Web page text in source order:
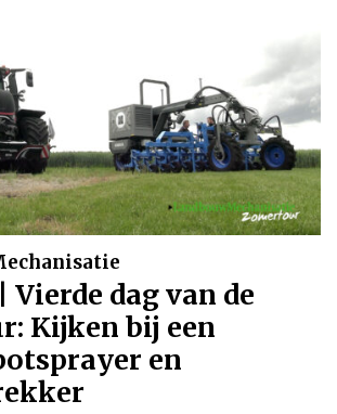
Vierde dag van de
Kijken bij een
en